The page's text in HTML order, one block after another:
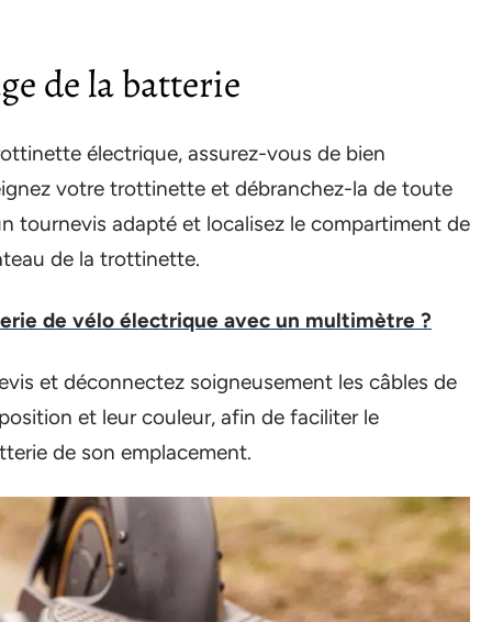
de la batterie
électrique, assurez-vous de bien
votre trottinette et débranchez-la de toute
tournevis adapté et localisez le compartiment de
de la trottinette.
de vélo électrique avec un multimètre ?
et déconnectez soigneusement les câbles de
et leur couleur, afin de faciliter le
de son emplacement.